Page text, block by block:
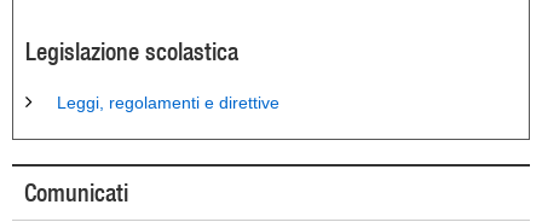
Legislazione scolastica
Leggi, regolamenti e direttive
Comunicati